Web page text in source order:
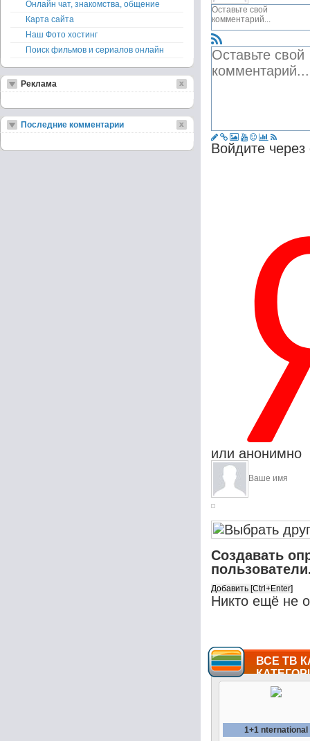
Войдите
или анонимно
Создавать
Никто ещё не
ВСЕ ТВ
1+1 nternational
Онлайн чат, знакомства, общение
Карта сайта
Наш Фото хостинг
Поиск фильмов и сериалов онлайн
Реклама
Последние комментарии